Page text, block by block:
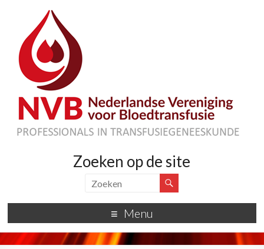
Zoeken op de site
Menu